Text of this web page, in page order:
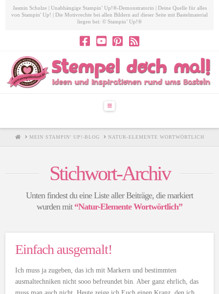
Jasmin Schulze | Unabhängige Stampin’ Up!®-Demonstratorin | Deine Quelle für alles
von Stampin' Up! | Die Motivrechte bei allen Bildern auf dieser Seite mit Bastelmaterial
liegen bei: © Stampin’ Up!®
Navigation
HOMEMEIN STAMPIN' UP!-BLOG NATUR-ELEMENTE WORTWÖRTLICH
Stichwort-Archiv
Unten findest du eine Liste aller Beiträge, die markiert
wurden mit “Natur-Elemente Wortwörtlich”
Einfach ausgemalt!
Ich muss ja zugeben, das ich mit Markern und bestimmten
ausmaltechniken nicht sooo befreundet bin. Aber ganz ehrlich, das